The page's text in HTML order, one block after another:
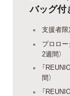
バッグ付
支援者
プロロー
2週間）
「
間）
「